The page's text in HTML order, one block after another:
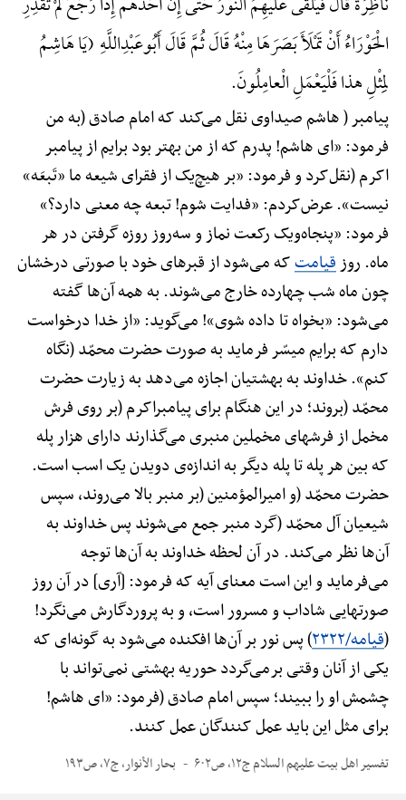
الْحَوْرَاءُ أَنْ تَمْلَأَ بَصَرَهَا مِنْهُ قَالَ ثُمَّ قَالَ أَبُوعَبْدِاللَّهِ (یَا هَاشِمُ
لِمِثْلِ هذا فَلْیَعْمَلِ الْعامِلُونَ.
پیامبر ( هاشم صیداوی نقل می‌کند که امام صادق (به من
فرمود: «ای هاشم! پدرم که از من بهتر بود برایم از پیامبر
اکرم (نقل‌کرد و فرمود: «بر هیچ‌یک از فقرای شیعه ما «تَبعَه»
نیست». عرض‌کردم: «فدایت شوم! تبعه چه معنی دارد؟»
فرمود: «پنجاه‌ویک رکعت نماز و سه‌روز روزه گرفتن در هر
ماه. روزقیامتکه می‌شود از قبرهای خود با صورتی درخشان
چون ماه شب چهارده خارج می‌شوند. به همه آن‌ها گفته
می‌شود: «بخواه تا داده شوی»! می‌گوید: «از خدا درخواست
دارم که برایم میسّر فرماید به صورت حضرت محمّد (نگاه
کنم». خداوند به بهشتیان اجازه می‌دهد به زیارت حضرت
محمّد (بروند؛ در این هنگام برای پیامبراکرم (بر روی فرش
مخمل از فرشهای مخملین منبری می‌گذارند دارای هزار پله
که بین هر پله تا پله دیگر به اندازه‌ی دویدن یک اسب است.
حضرت محمّد (و امیرالمؤمنین (بر منبر بالا می‌روند، سپس
شیعیان آل محمّد (گرد منبر جمع می‌شوند پس خداوند به
آن‌ها نظر می‌کند. در آن لحظه خداوند به آن‌ها توجه
می‌فرماید و این است معنای آیه که فرمود: [آری] در آن روز
صورتهایی شاداب و مسرور است، و به پروردگارش می‌نگرد!
(قیامه/۲۳۲۲
) پس نور بر آن‌ها افکنده می‌شود به گونه‌ای که
یکی از آنان وقتی برمی‌گردد حوریه بهشتی نمی‌تواند با
چشمش او را ببیند؛ سپس امام صادق (فرمود: «ای هاشم!
برای مثل این باید عمل کنندگان عمل کنند.
تفسیر اهل بیت علیهم السلام ج۱۲، ص۶۰۲ بحار الأنوار، ج۷، ص۱۹۳